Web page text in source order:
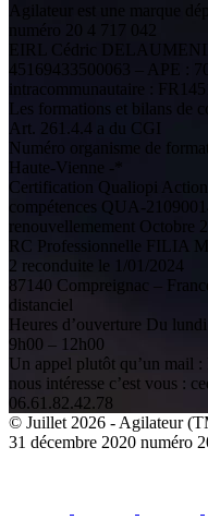
Agilateur est une marque
numéro 20 4 717 042
EIRL Cédric
45169433500063 – APE :
intracommunautaire :
Les formations et bilans de
Art. 261.4.4 a du CGI
Numéro organisme de
Haute-Vienne -*
Certification Qualiopi
compétences QUA-
renouvellemement Octobre
RC Professionnelle FILIA
2 reconduite le 1/01/2024
87140 Compreignac –
distanciel
Heures d’ouverture Du
9h00 – 12h00
Un appel plutôt qu’un mail
nous intéresse c’est vous :
06.61.82.42.78
© Juillet 2026 - Agilateur
31 décembre 2020 numéro